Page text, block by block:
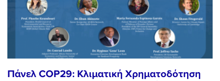
Πάνελ COP29: Κλιματική Χρηματοδότηση